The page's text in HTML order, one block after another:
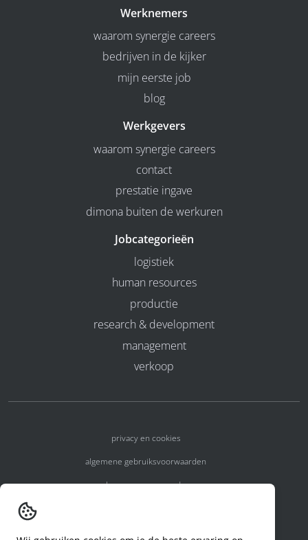
Werknemers
waarom synergie careers
bedrijven in de kijker
mijn eerste job
blog
Werkgevers
waarom synergie careers
contact
prestatie ingave
dimona buiten de werkuren
Jobcategorieën
logistiek
human resources
productie
research & development
management
verkoop
privacy en cookies
algemene gebruiksvoorwaarden
algemene voorwaarden